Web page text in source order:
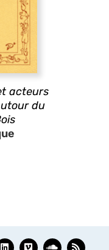
acteurs
du